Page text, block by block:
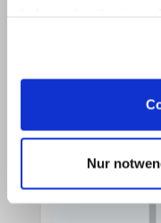
Nur